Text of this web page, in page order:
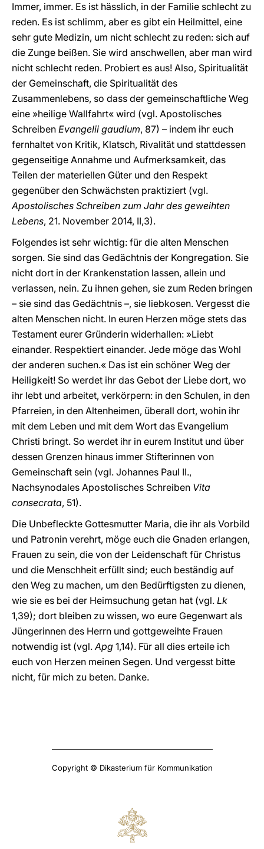
Immer, immer. Es ist hässlich, in der Familie schlecht zu
reden. Es ist schlimm, aber es gibt ein Heilmittel, eine
sehr gute Medizin, um nicht schlecht zu reden: sich auf
die Zunge beißen. Sie wird anschwellen, aber man wird
nicht schlecht reden. Probiert es aus! Also, Spiritualität
der Gemeinschaft, die Spiritualität des
Zusammenlebens, so dass der gemeinschaftliche Weg
eine »heilige Wallfahrt« wird (vgl. Apostolisches
Schreiben Evangelii gaudium, 87) – indem ihr euch
fernhaltet von Kritik, Klatsch, Rivalität und stattdessen
gegenseitige Annahme und Aufmerksamkeit, das
Teilen der materiellen Güter und den Respekt
gegenüber den Schwächsten praktiziert (vgl.
Apostolisches Schreiben zum Jahr des geweihten
Lebens, 21. November 2014, II,3).
Folgendes ist sehr wichtig: für die alten Menschen
sorgen. Sie sind das Gedächtnis der Kongregation. Sie
nicht dort in der Krankenstation lassen, allein und
verlassen, nein. Zu ihnen gehen, sie zum Reden bringen
– sie sind das Gedächtnis –, sie liebkosen. Vergesst die
alten Menschen nicht. In euren Herzen möge stets das
Testament eurer Gründerin widerhallen: »Liebt
einander. Respektiert einander. Jede möge das Wohl
der anderen suchen.« Das ist ein schöner Weg der
Heiligkeit! So werdet ihr das Gebot der Liebe dort, wo
ihr lebt und arbeitet, verkörpern: in den Schulen, in den
Pfarreien, in den Altenheimen, überall dort, wohin ihr
mit dem Leben und mit dem Wort das Evangelium
Christi bringt. So werdet ihr in eurem Institut und über
dessen Grenzen hinaus immer Stifterinnen von
Gemeinschaft sein (vgl. Johannes Paul II.,
Nachsynodales Apostolisches Schreiben Vita
consecrata, 51).
Die Unbefleckte Gottesmutter Maria, die ihr als Vorbild
und Patronin verehrt, möge euch die Gnaden erlangen,
Frauen zu sein, die von der Leidenschaft für Christus
und die Menschheit erfüllt sind; euch beständig auf
den Weg zu machen, um den Bedürftigsten zu dienen,
wie sie es bei der Heimsuchung getan hat (vgl. Lk
1,39); dort bleiben zu wissen, wo eure Gegenwart als
Jüngerinnen des Herrn und gottgeweihte Frauen
notwendig ist (vgl.Apg 1,14). Für all dies erteile ich
euch von Herzen meinen Segen. Und vergesst bitte
nicht, für mich zu beten. Danke.
Copyright © Dikasterium für Kommunikation